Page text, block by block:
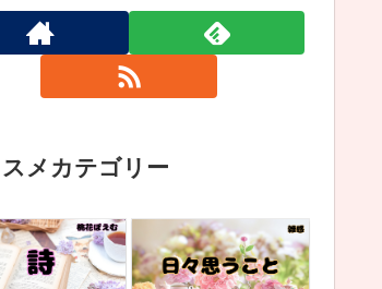
メカテゴリー